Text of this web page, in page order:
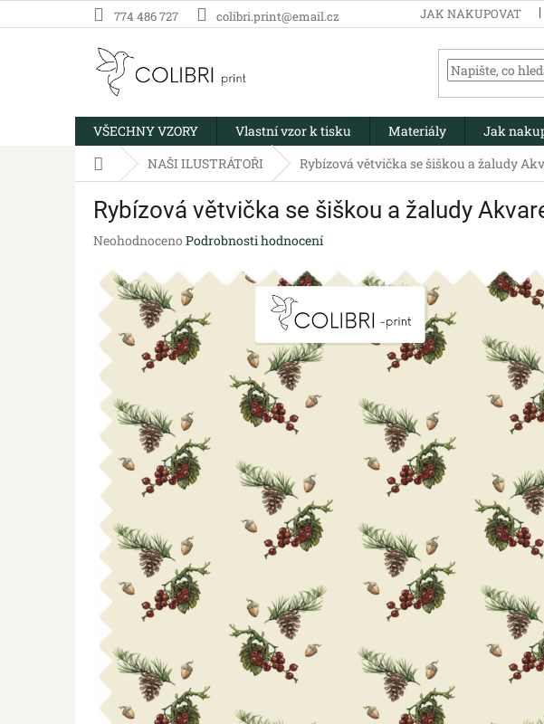
na
774 486 727 colibri.print@email.cz JAK NAKUPOVAT
VŠECHNY VZORY Vlastní vzor k tisku Materiály Jak
Domů NAŠI ILUSTRÁTOŘI Rybízová větvička se šiškou a žaludy
Rybízová větvička se šiškou a žaludy
Průměrné
produktu
je
0,0
hvězdiček.
Neohodnoceno Podrobnosti hodnocení